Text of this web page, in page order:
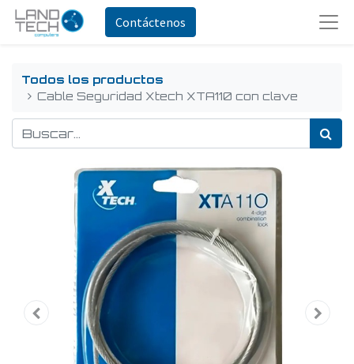
Contáctenos
Todos los productos
Cable Seguridad Xtech XTA110 con clave